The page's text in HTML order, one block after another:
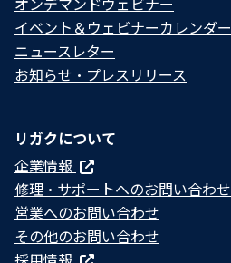
イベント＆ウェビナーカレンダー
ニュースレター
お知らせ・プレスリリース
リガクについて
企業情報
修理・サポートへのお問い合わせ
営業へのお問い合わせ
その他のお問い合わせ